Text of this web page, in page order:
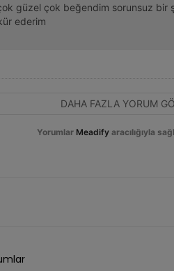
güzel çok beğendim sorunsuz bir
ederim
DAHA FAZLA YORUM
Yorumlar Meadify aracılığıyla